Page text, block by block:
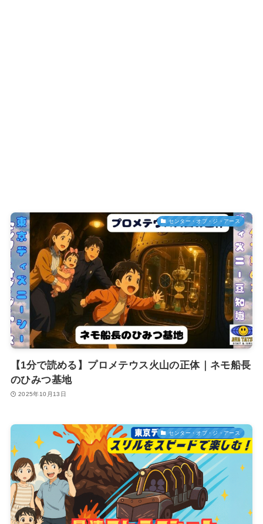
センター・オブ・ジ・アース
【1分で読める】プロメテウス火山の正体｜ネモ船長
のひみつ基地
2025年10月13日
センター・オブ・ジ・アース